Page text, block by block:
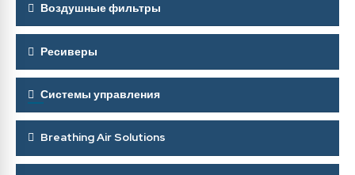
Воздушные фильтры
Ресиверы
Системы управления
Breathing Air Solutions